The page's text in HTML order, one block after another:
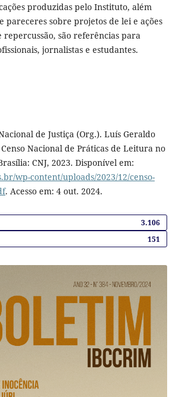
produzidas pelo Instituto, além
pareceres sobre projetos de lei e ações
são referências para
jornalistas e estudantes.
de Justiça (Org.). Luís Geraldo
Nacional de Práticas de Leitura no
CNJ, 2023. Disponível em:
wp-content/uploads/2023/12/censo-
. Acesso em: 4 out. 2024.
3.106
151